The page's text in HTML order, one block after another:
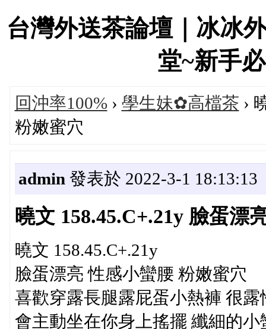
台灣外送茶論壇｜冰冰
堂~新手
回沖率100%› 學生妹✿高檔茶 ›
粉嫩蜜穴
admin 發表於 2022-3-1 18:13:13
曉文 158.45.C+.21y 臉蛋漂
曉文 158.45.C+.21y
臉蛋漂亮 性感小蠻腰 粉嫩蜜穴
喜歡穿露長腿露屁蛋小熱褲 很露
會主動坐在你身上搖擺 纖細的